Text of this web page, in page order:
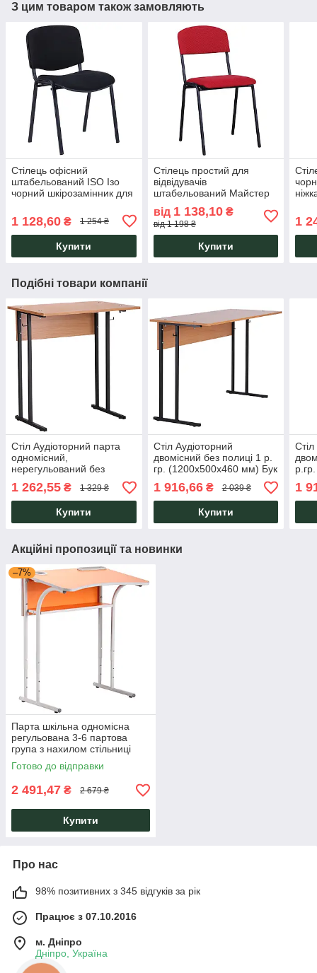
З цим товаром також замовляють
Стілець офісний
штабельований ISO Ізо
чорний шкірозамінник для
відвідувачів AMF
1 128,60 ₴ 1 254 ₴
Купити
Стілець простий для
відвідувачів
штабельований Майстер
їдалень, семінарів,
конференцій AMF
від 1 138,10₴
від 1 198 ₴
Купити
AMF
1
Подібні товари компанії
Стіл Аудіоторний парта
одномісний,
нерегульований без
полиці 3 р. гр.
(700х500х590 мм) Бук для
вузів, школи AMF
1 262,55 ₴ 1 329 ₴
Купити
Стіл Аудіоторний
двомісний без полиці 1 р.
гр. (1200х500х460 мм) Бук
стіл для школи, вузів,
парта для двох AMF
1 916,66₴ 2 039 ₴
Купити
Бук
1
Акційні пропозиції та новинки
–7%
Парта шкільна одномісна
регульована 3-6 партова
група з нахилом стільниці
жовтогаряча AMF
Готово до відправки
2 491,47 ₴ 2 679 ₴
Купити
Про нас
98% позитивних з 345 відгуків за рік
Працює з 07.10.2016
м. Дніпро
Дніпро, Україна